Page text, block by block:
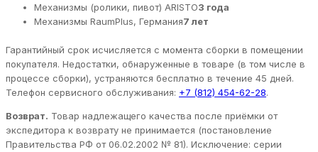
Механизмы (ролики, пивот) ARISTO3 года
Механизмы RaumPlus, Германия7 лет
Гарантийный срок исчисляется с момента сборки в помещении
покупателя. Недостатки, обнаруженные в товаре (в том числе в
процессе сборки), устраняются бесплатно в течение 45 дней.
Телефон сервисного обслуживания: +7 (812) 454-62-28.
Возврат. Товар надлежащего качества после приёмки от
экспедитора к возврату не принимается (постановление
Правительства РФ от 06.02.2002 № 81). Исключение: серии